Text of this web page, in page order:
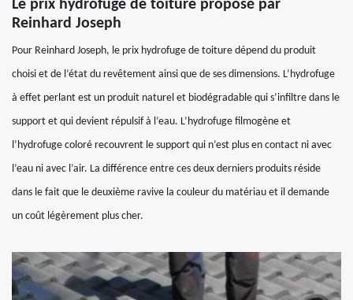
Le prix hydrofuge de toiture proposé par
Reinhard Joseph
Pour Reinhard Joseph, le prix hydrofuge de toiture dépend du produit
choisi et de l’état du revêtement ainsi que de ses dimensions. L’hydrofuge
à effet perlant est un produit naturel et biodégradable qui s’infiltre dans le
support et qui devient répulsif à l’eau. L’hydrofuge filmogène et
l’hydrofuge coloré recouvrent le support qui n’est plus en contact ni avec
l’eau ni avec l’air. La différence entre ces deux derniers produits réside
dans le fait que le deuxième ravive la couleur du matériau et il demande
un coût légèrement plus cher.